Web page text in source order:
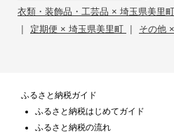
衣類・装飾品・工芸品 × 埼玉県美里町
| 定期便 × 埼玉県美里町 | その他
ふるさと納税ガイド
ふるさと納税はじめてガイド
ふるさと納税の流れ